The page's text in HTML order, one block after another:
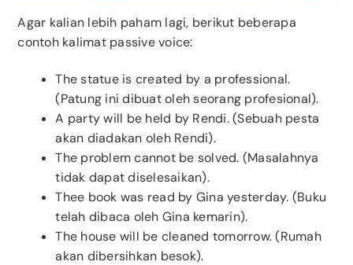
Agar kalian lebih paham lagi, berikut beberapa
contoh kalimat passive voice:
The statue is created by a professional.
(Patung ini dibuat oleh seorang profesional).
A party will be held by Rendi. (Sebuah pesta
akan diadakan oleh Rendi).
The problem cannot be solved. (Masalahnya
tidak dapat diselesaikan).
Thee book was read by Gina yesterday. (Buku
telah dibaca oleh Gina kemarin).
The house will be cleaned tomorrow. (Rumah
akan dibersihkan besok).